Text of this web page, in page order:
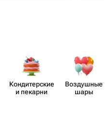
Кондит​ерские
и пекарни
Воздушные
шары